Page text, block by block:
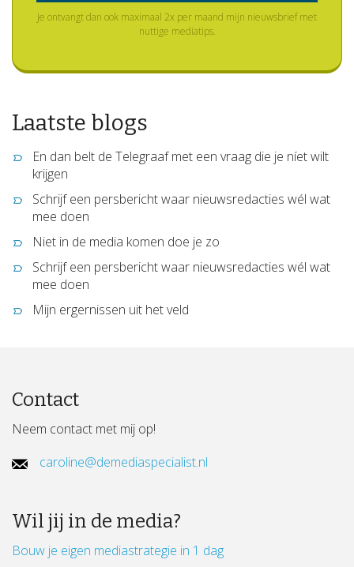
Je ontvangt dan ook maximaal 2x per maand mijn nieuwsbrief met
nuttige mediatips.
Laatste blogs
En dan belt de Telegraaf met een vraag die je níet wilt
krijgen
Schrijf een persbericht waar nieuwsredacties wél wat
mee doen
Niet in de media komen doe je zo
Schrijf een persbericht waar nieuwsredacties wél wat
mee doen
Mijn ergernissen uit het veld
Contact
Neem contact met mij op!
caroline@demediaspecialist.nl
Wil jij in de media?
Bouw je eigen mediastrategie in 1 dag